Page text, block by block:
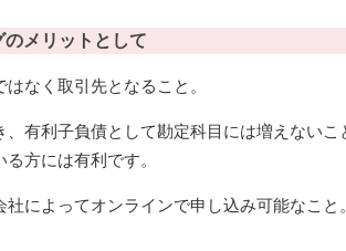
メリットとして
はなく取引先となること。
、有利子負債として勘定科目には増えない
方には有利です。
社によってオンラインで申し込み可能なこと